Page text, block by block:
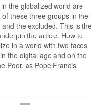
the globalized world are
these three groups in the
the excluded. This is the
the article. How to
in a world with two faces
the digital age and on the
Poor, as Pope Francis